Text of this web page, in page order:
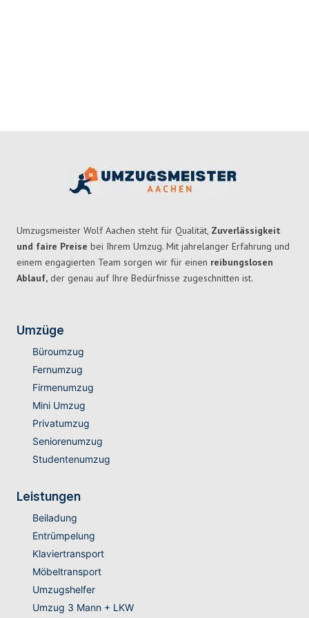
Umzugsmeister Wolf Aachen steht für Qualität, Zuverlässigkeit
und faire Preise bei Ihrem Umzug. Mit jahrelanger Erfahrung und
einem engagierten Team sorgen wir für einen reibungslosen
Ablauf, der genau auf Ihre Bedürfnisse zugeschnitten ist.
Umzüge
Büroumzug
Fernumzug
Firmenumzug
Mini Umzug
Privatumzug
Seniorenumzug
Studentenumzug
Leistungen
Beiladung
Entrümpelung
Klaviertransport
Möbeltransport
Umzugshelfer
Umzug 3 Mann + LKW